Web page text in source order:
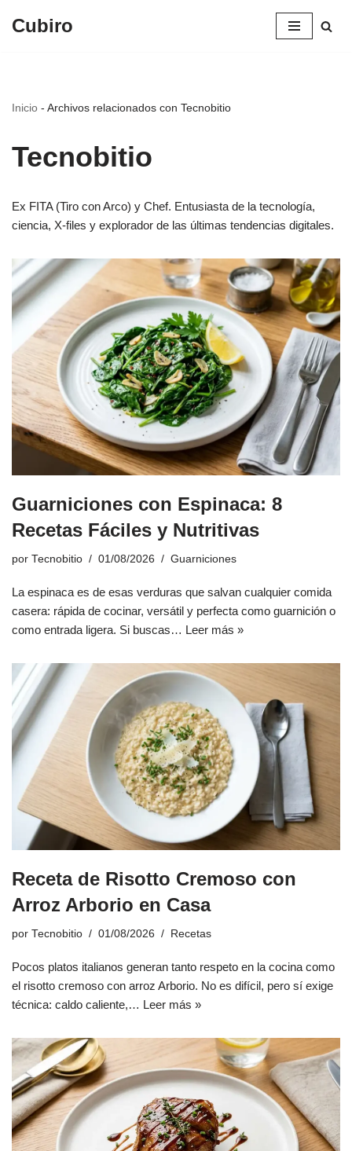
Cubiro
Inicio - Archivos relacionados con Tecnobitio
Tecnobitio
Ex FITA (Tiro con Arco) y Chef. Entusiasta de la tecnología,
ciencia, X-files y explorador de las últimas tendencias digitales.
Guarniciones con Espinaca: 8
Recetas Fáciles y Nutritivas
por Tecnobitio 01/08/2026 Guarniciones
La espinaca es de esas verduras que salvan cualquier comida
casera: rápida de cocinar, versátil y perfecta como guarnición o
como entrada ligera. Si buscas… Leer más »
Receta de Risotto Cremoso con
Arroz Arborio en Casa
por Tecnobitio 01/08/2026 Recetas
Pocos platos italianos generan tanto respeto en la cocina como
el risotto cremoso con arroz Arborio. No es difícil, pero sí exige
técnica: caldo caliente,… Leer más »